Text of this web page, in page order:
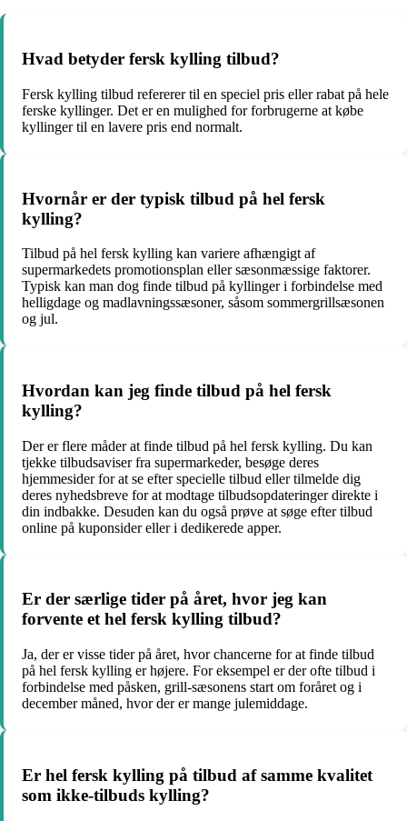
Hvad betyder fersk kylling tilbud?
Fersk kylling tilbud refererer til en speciel pris eller rabat på hele
ferske kyllinger. Det er en mulighed for forbrugerne at købe
kyllinger til en lavere pris end normalt.
Hvornår er der typisk tilbud på hel fersk
kylling?
Tilbud på hel fersk kylling kan variere afhængigt af
supermarkedets promotionsplan eller sæsonmæssige faktorer.
Typisk kan man dog finde tilbud på kyllinger i forbindelse med
helligdage og madlavningssæsoner, såsom sommergrillsæsonen
og jul.
Hvordan kan jeg finde tilbud på hel fersk
kylling?
Der er flere måder at finde tilbud på hel fersk kylling. Du kan
tjekke tilbudsaviser fra supermarkeder, besøge deres
hjemmesider for at se efter specielle tilbud eller tilmelde dig
deres nyhedsbreve for at modtage tilbudsopdateringer direkte i
din indbakke. Desuden kan du også prøve at søge efter tilbud
online på kuponsider eller i dedikerede apper.
Er der særlige tider på året, hvor jeg kan
forvente et hel fersk kylling tilbud?
Ja, der er visse tider på året, hvor chancerne for at finde tilbud
på hel fersk kylling er højere. For eksempel er der ofte tilbud i
forbindelse med påsken, grill-sæsonens start om foråret og i
december måned, hvor der er mange julemiddage.
Er hel fersk kylling på tilbud af samme kvalitet
som ikke-tilbuds kylling?